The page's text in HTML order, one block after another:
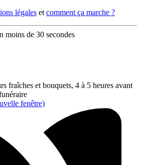
légales et comment ça marche ?
moins de 30 secondes
fraîches et bouquets, 4 à 5 heures avant
fenêtre)